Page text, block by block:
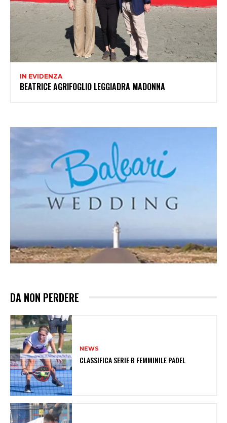
IN EVIDENZA
BEATRICE AGRIFOGLIO LEGGIADRA MADONNA
DA NON PERDERE
NEWS
CLASSIFICA SERIE B FEMMINILE PADEL